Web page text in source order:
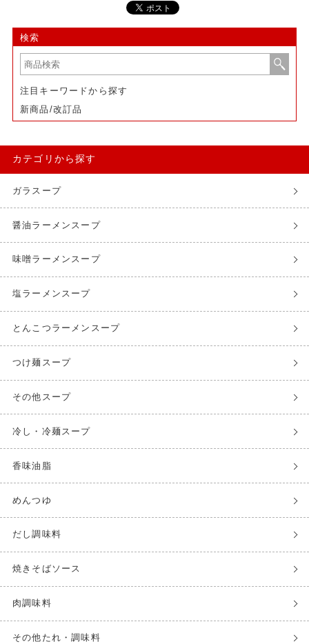
検索
注目キーワードから探す
新商品/改訂品
カテゴリから探す
ガラスープ
醤油ラーメンスープ
味噌ラーメンスープ
塩ラーメンスープ
とんこつラーメンスープ
つけ麺スープ
その他スープ
冷し・冷麺スープ
香味油脂
めんつゆ
だし調味料
焼きそばソース
肉調味料
その他たれ・調味料